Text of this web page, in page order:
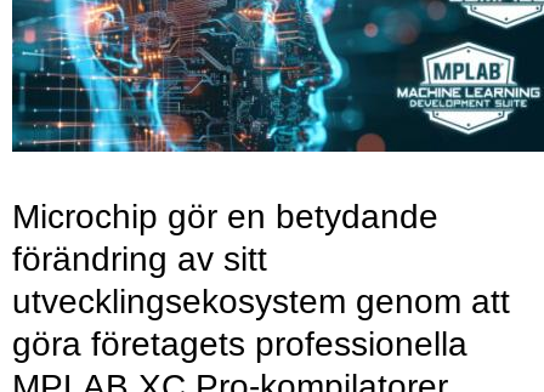
Microchip gör en betydande
förändring av sitt
utvecklingsekosystem genom att
göra företagets professionella